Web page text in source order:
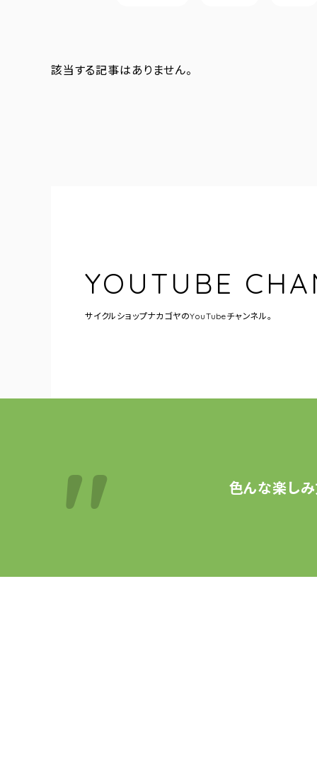
該当する記事はありません。
YOUTUBE
サイクルショップナカゴヤのYouTubeチャンネル。
色んな楽し